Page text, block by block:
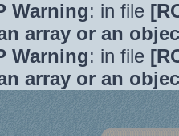
Warning: in file
array or an
Warning: in file
array or an